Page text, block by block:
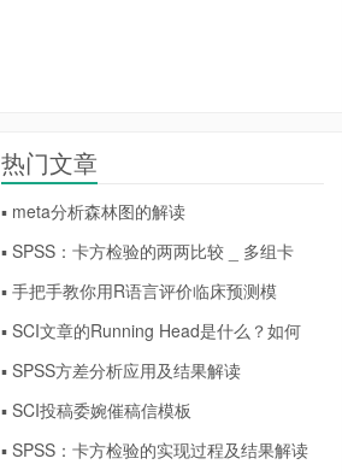
热门文章
▪ meta分析森林图的解读
▪ SPSS：卡方检验的两两比较 _ 多组卡
▪ 手把手教你用R语言评价临床预测模
▪ SCI文章的Running Head是什么？如何
▪ SPSS方差分析应用及结果解读
▪ SCI投稿委婉催稿信模板
▪ SPSS：卡方检验的实现过程及结果解读